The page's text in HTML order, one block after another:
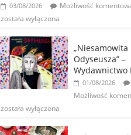
03/08/2026
Możliwość
została wyłączona
„Niesamowita
Odyseusza” –
Wydawnictwo
01/08/2026
Możliwość
została wyłączona